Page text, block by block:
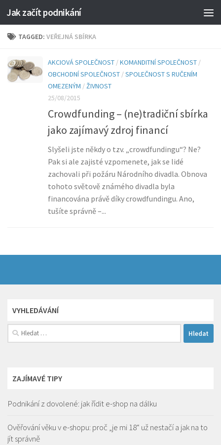
Jak začít podnikání
TAGGED: VEŘEJNÁ SBÍRKA
AKCIOVÁ SPOLEČNOST /KOMANDITNÍ SPOLEČNOST /
OBCHODNÍ SPOLEČNOST /SPOLEČNOST S RUČENÍM
OMEZENÝM /ŽIVNOST
25/08/2015
Crowdfunding – (ne)tradiční sbírka
jako zajímavý zdroj financí
Slyšeli jste někdy o tzv. „crowdfundingu“? Ne?
Pak si ale zajisté vzpomenete, jak se lidé
zachovali při požáru Národního divadla. Obnova
tohoto světově známého divadla byla
financována právě díky crowdfundingu. Ano,
tušíte správně –...
VYHLEDÁVÁNÍ
Vyhledávání
ZAJÍMAVÉ TIPY
Podnikání z dovolené: jak řídit e-shop na dálku
Ověřování věku v e-shopu: proč „je mi 18“ už nestačí a jak na to
jít správně